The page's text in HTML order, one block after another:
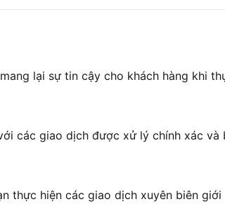
lại sự tin cậy cho khách hàng khi
các giao dịch được xử lý chính xác và
thực hiện các giao dịch xuyên biên giới